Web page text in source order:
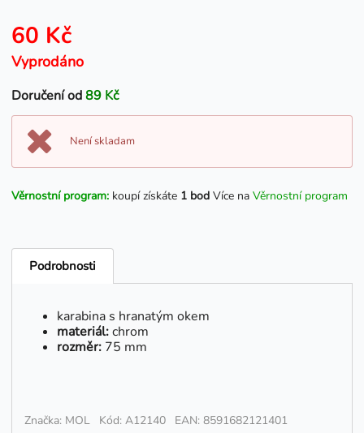
60 Kč
Vyprodáno
Doručení od89 Kč
Není skladam
Věrnostní program: koupí získáte 1 bod Více na Věrnostní program
Podrobnosti
karabina s hranatým okem
materiál:chrom
rozměr: 75 mm
Značka: MOL Kód: A12140 EAN: 8591682121401